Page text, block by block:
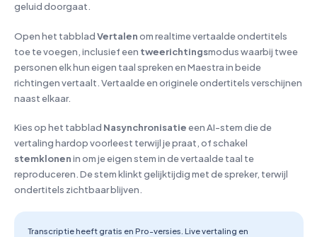
geluid doorgaat.
Open het tabbladVertalenom realtime vertaalde ondertitels
toe te voegen, inclusief een tweerichtingsmodus waarbij twee
personen elk hun eigen taal spreken en Maestra in beide
richtingen vertaalt. Vertaalde en originele ondertitels verschijnen
naast elkaar.
Kies op het tabblad Nasynchronisatieeen AI-stem die de
vertaling hardop voorleest terwijl je praat, of schakel
stemklonenin om je eigen stem in de vertaalde taal te
reproduceren. De stem klinkt gelijktijdig met de spreker, terwijl
ondertitels zichtbaar blijven.
Transcriptie heeft gratis en Pro-versies. Live vertaling en